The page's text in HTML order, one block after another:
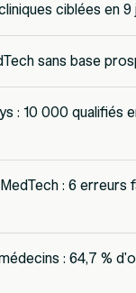
ciblées en
sans base
: 10 000 qualifiés
: 6 erreurs
: 64,7 %